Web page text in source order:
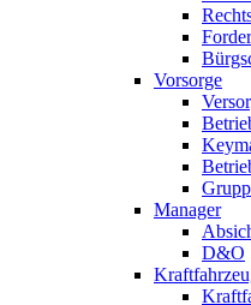
Vorsorge
Manager
D&O